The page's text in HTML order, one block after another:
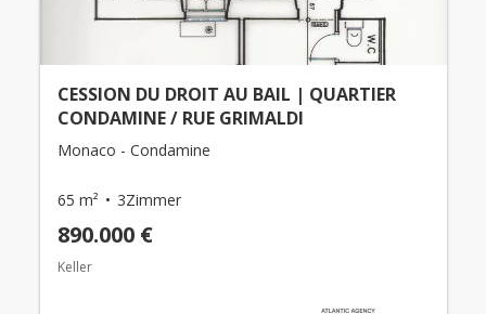
CESSION DU DROIT AU BAIL | QUARTIER
CONDAMINE / RUE GRIMALDI
Monaco - Condamine
65 m² 3Zimmer
890.000 €
Keller